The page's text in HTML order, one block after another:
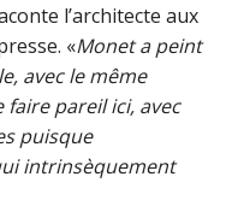
l’architecte aux
«Monet a peint
avec le même
faire pareil ici, avec
puisque
intrinsèquement